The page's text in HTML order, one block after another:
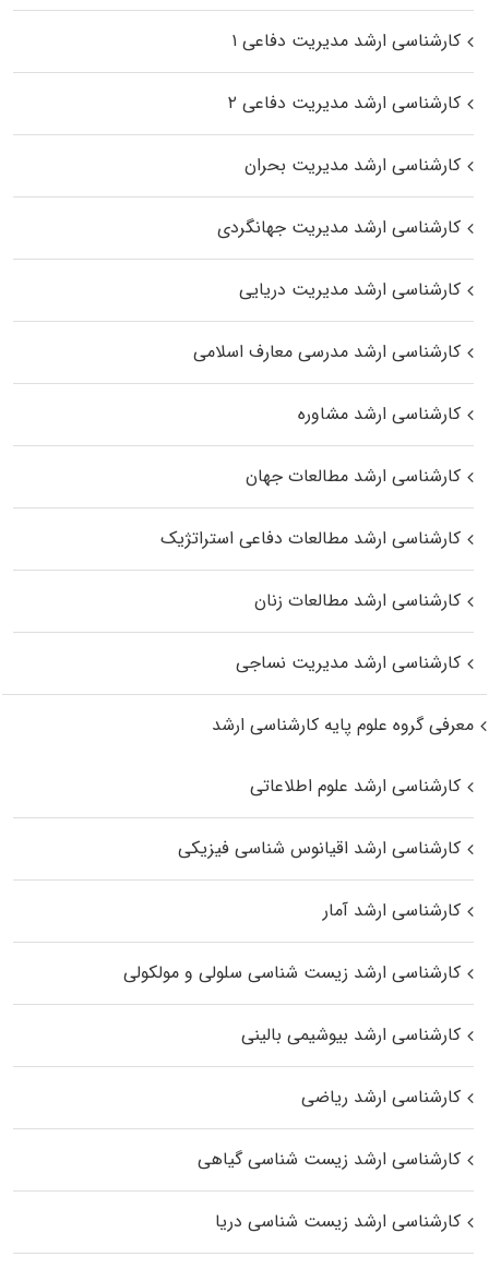
کارشناسی ارشد مدیریت دفاعی ۱
کارشناسی ارشد مدیریت دفاعی ۲
کارشناسی ارشد مدیریت بحران
کارشناسی ارشد مدیریت جهانگردی
کارشناسی ارشد مدیریت دریایی
کارشناسی ارشد مدرسی معارف اسلامی
کارشناسی ارشد مشاوره
کارشناسی ارشد مطالعات جهان
کارشناسی ارشد مطالعات دفاعی استراتژیک
کارشناسی ارشد مطالعات زنان
کارشناسی ارشد مدیریت نساجی
معرفی گروه علوم پایه کارشناسی ارشد
کارشناسی ارشد علوم اطلاعاتی
کارشناسی ارشد اقیانوس‌ شناسی فیزیکی
کارشناسی ارشد آمار
کارشناسی ارشد زیست شناسی سلولی و مولکولی
کارشناسی ارشد بیوشیمی بالینی
کارشناسی ارشد ریاضی
کارشناسی ارشد زیست‌ شناسی گیاهی
کارشناسی ارشد زیست‌ شناسی دریا